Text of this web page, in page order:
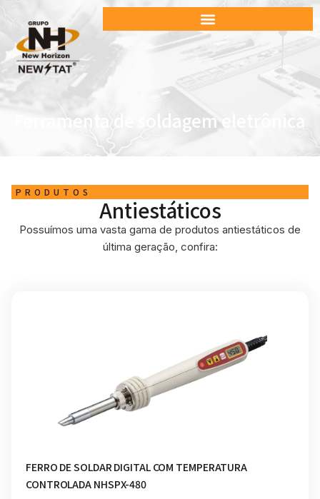
Ferramenta de soldagem eletrônica
PRODUTOS
Antiestáticos
Possuímos uma vasta gama de produtos antiestáticos de
última geração, confira:
FERRO DE SOLDAR DIGITAL COM TEMPERATURA
CONTROLADA NHSPX-480